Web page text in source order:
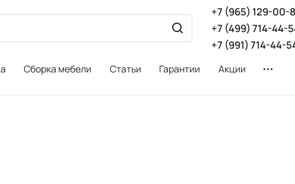
+7 (965) 129-00-
+7 (499) 714-44-
+7 (991) 714-44-
Сборка мебели Статьи Гарантии Акции